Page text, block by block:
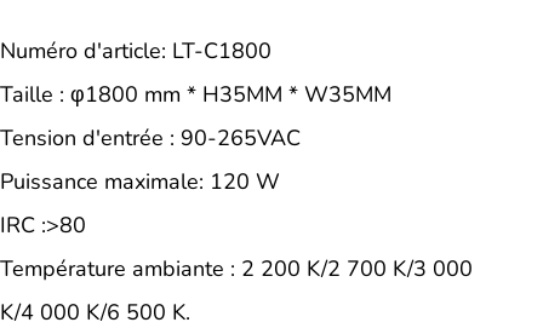
Numéro d'article: LT-C1800
Taille : φ1800 mm * H35MM * W35MM
Tension d'entrée : 90-265VAC
Puissance maximale: 120 W
IRC :>80
Température ambiante : 2 200 K/2 700 K/3 000
K/4 000 K/6 500 K.